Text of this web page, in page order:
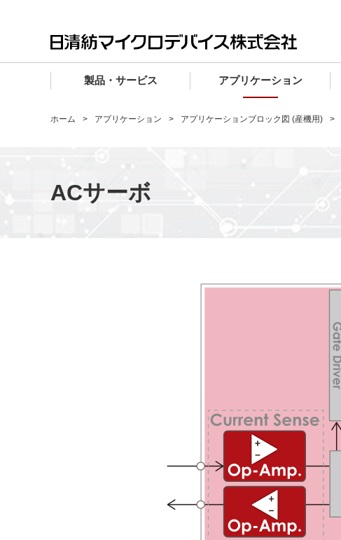
製品・サービス
ファウンドリサービス
アプリケーション
産業機器向けIC
マイクロ波製品
会社概要
ホーム アプリケーション アプリケーションブロック図 (産機用)
ACサーボ